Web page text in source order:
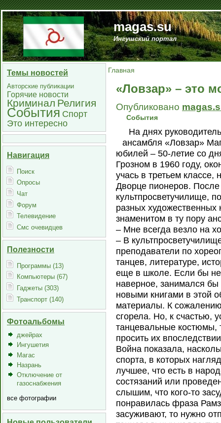
magas.su
Ингушский портал
Темы новостей
Авторские публикации
Горячие новости
Криминал Религия
События Спорт
Это интересно
Навигация
Поиск
Опросы
Чат
Форум
Телевидение
Смс очевидцев
Полезности
Программы (13)
Компьютеры (67)
Гаджеты (303)
Транспорт (140)
Фотоальбомы
джейрах
Ингушетия
Магас
Назрань
Отключение от
газоснабжения
все фотографии
Главная
«Ловзар» – это
Опубликовано
События
На днях
ансамбля «Ловзар»
юбилей – 50-летие со
Грозном в 1960 году,
учась в третьем классе,
Дворце пионеров.
культпросветучилище,
разных художественных
знаменитом в ту пору
– Мне всегда везло на
– В
преподаватели по
танцев, литературе,
еще в школе. Если бы
наверное, занимался бы
новыми книгами в этой
материалы. К
сгорела. Но, к счастью,
танцевальные костюмы,
просить их
Война показала,
спорта, в которых
лучшее, что есть в
состязаний или
слышим, что кого-то
понравилась фраза
засуживают, то нужно